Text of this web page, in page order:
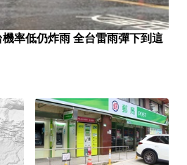
率低仍炸雨 全台雷雨彈下到這